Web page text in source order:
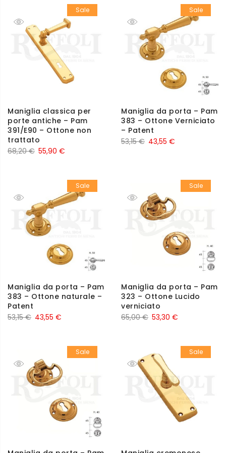
Sale
Maniglia classica per
porte antiche – Pam
391/E90 – Ottone non
trattato
68,20€ 55,90 €
Sale
Maniglia da porta – Pam
383 – Ottone Verniciato
– Patent
53,15€ 43,55 €
Sale
Maniglia da porta – Pam
383 – Ottone naturale –
Patent
53,15€ 43,55 €
Sale
Maniglia da porta – Pam
323 – Ottone Lucido
verniciato
65,00€ 53,30 €
Sale Sale